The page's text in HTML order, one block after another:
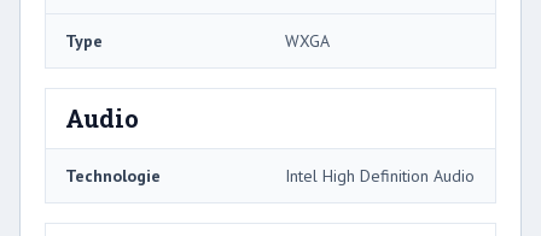
Type WXGA
Audio
Technologie Intel High Definition Audio